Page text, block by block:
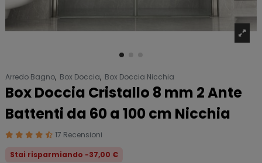
Arredo Bagno, Box Doccia, Box Doccia Nicchia
Box Doccia Cristallo 8 mm 2 Ante
Battenti da 60 a 100 cm Nicchia
17 Recensioni
Stai risparmiando -37,00 €